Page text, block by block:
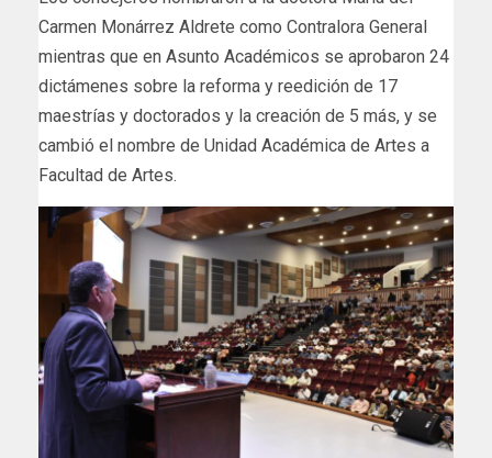
Carmen Monárrez Aldrete como Contralora General
mientras que en Asunto Académicos se aprobaron 24
dictámenes sobre la reforma y reedición de 17
maestrías y doctorados y la creación de 5 más, y se
cambió el nombre de Unidad Académica de Artes a
Facultad de Artes.